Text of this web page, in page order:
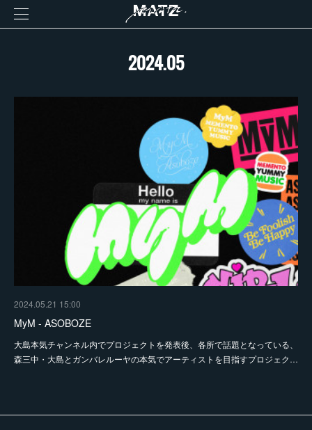
2024.05
2024.05.21 15:00
MyM - ASOBOZE
大島本気チャンネル内でプロジェクトを発表後、各所で話題となっている、
森三中・大島とガンバレルーヤの本気でアーティストを目指すプロジェク…